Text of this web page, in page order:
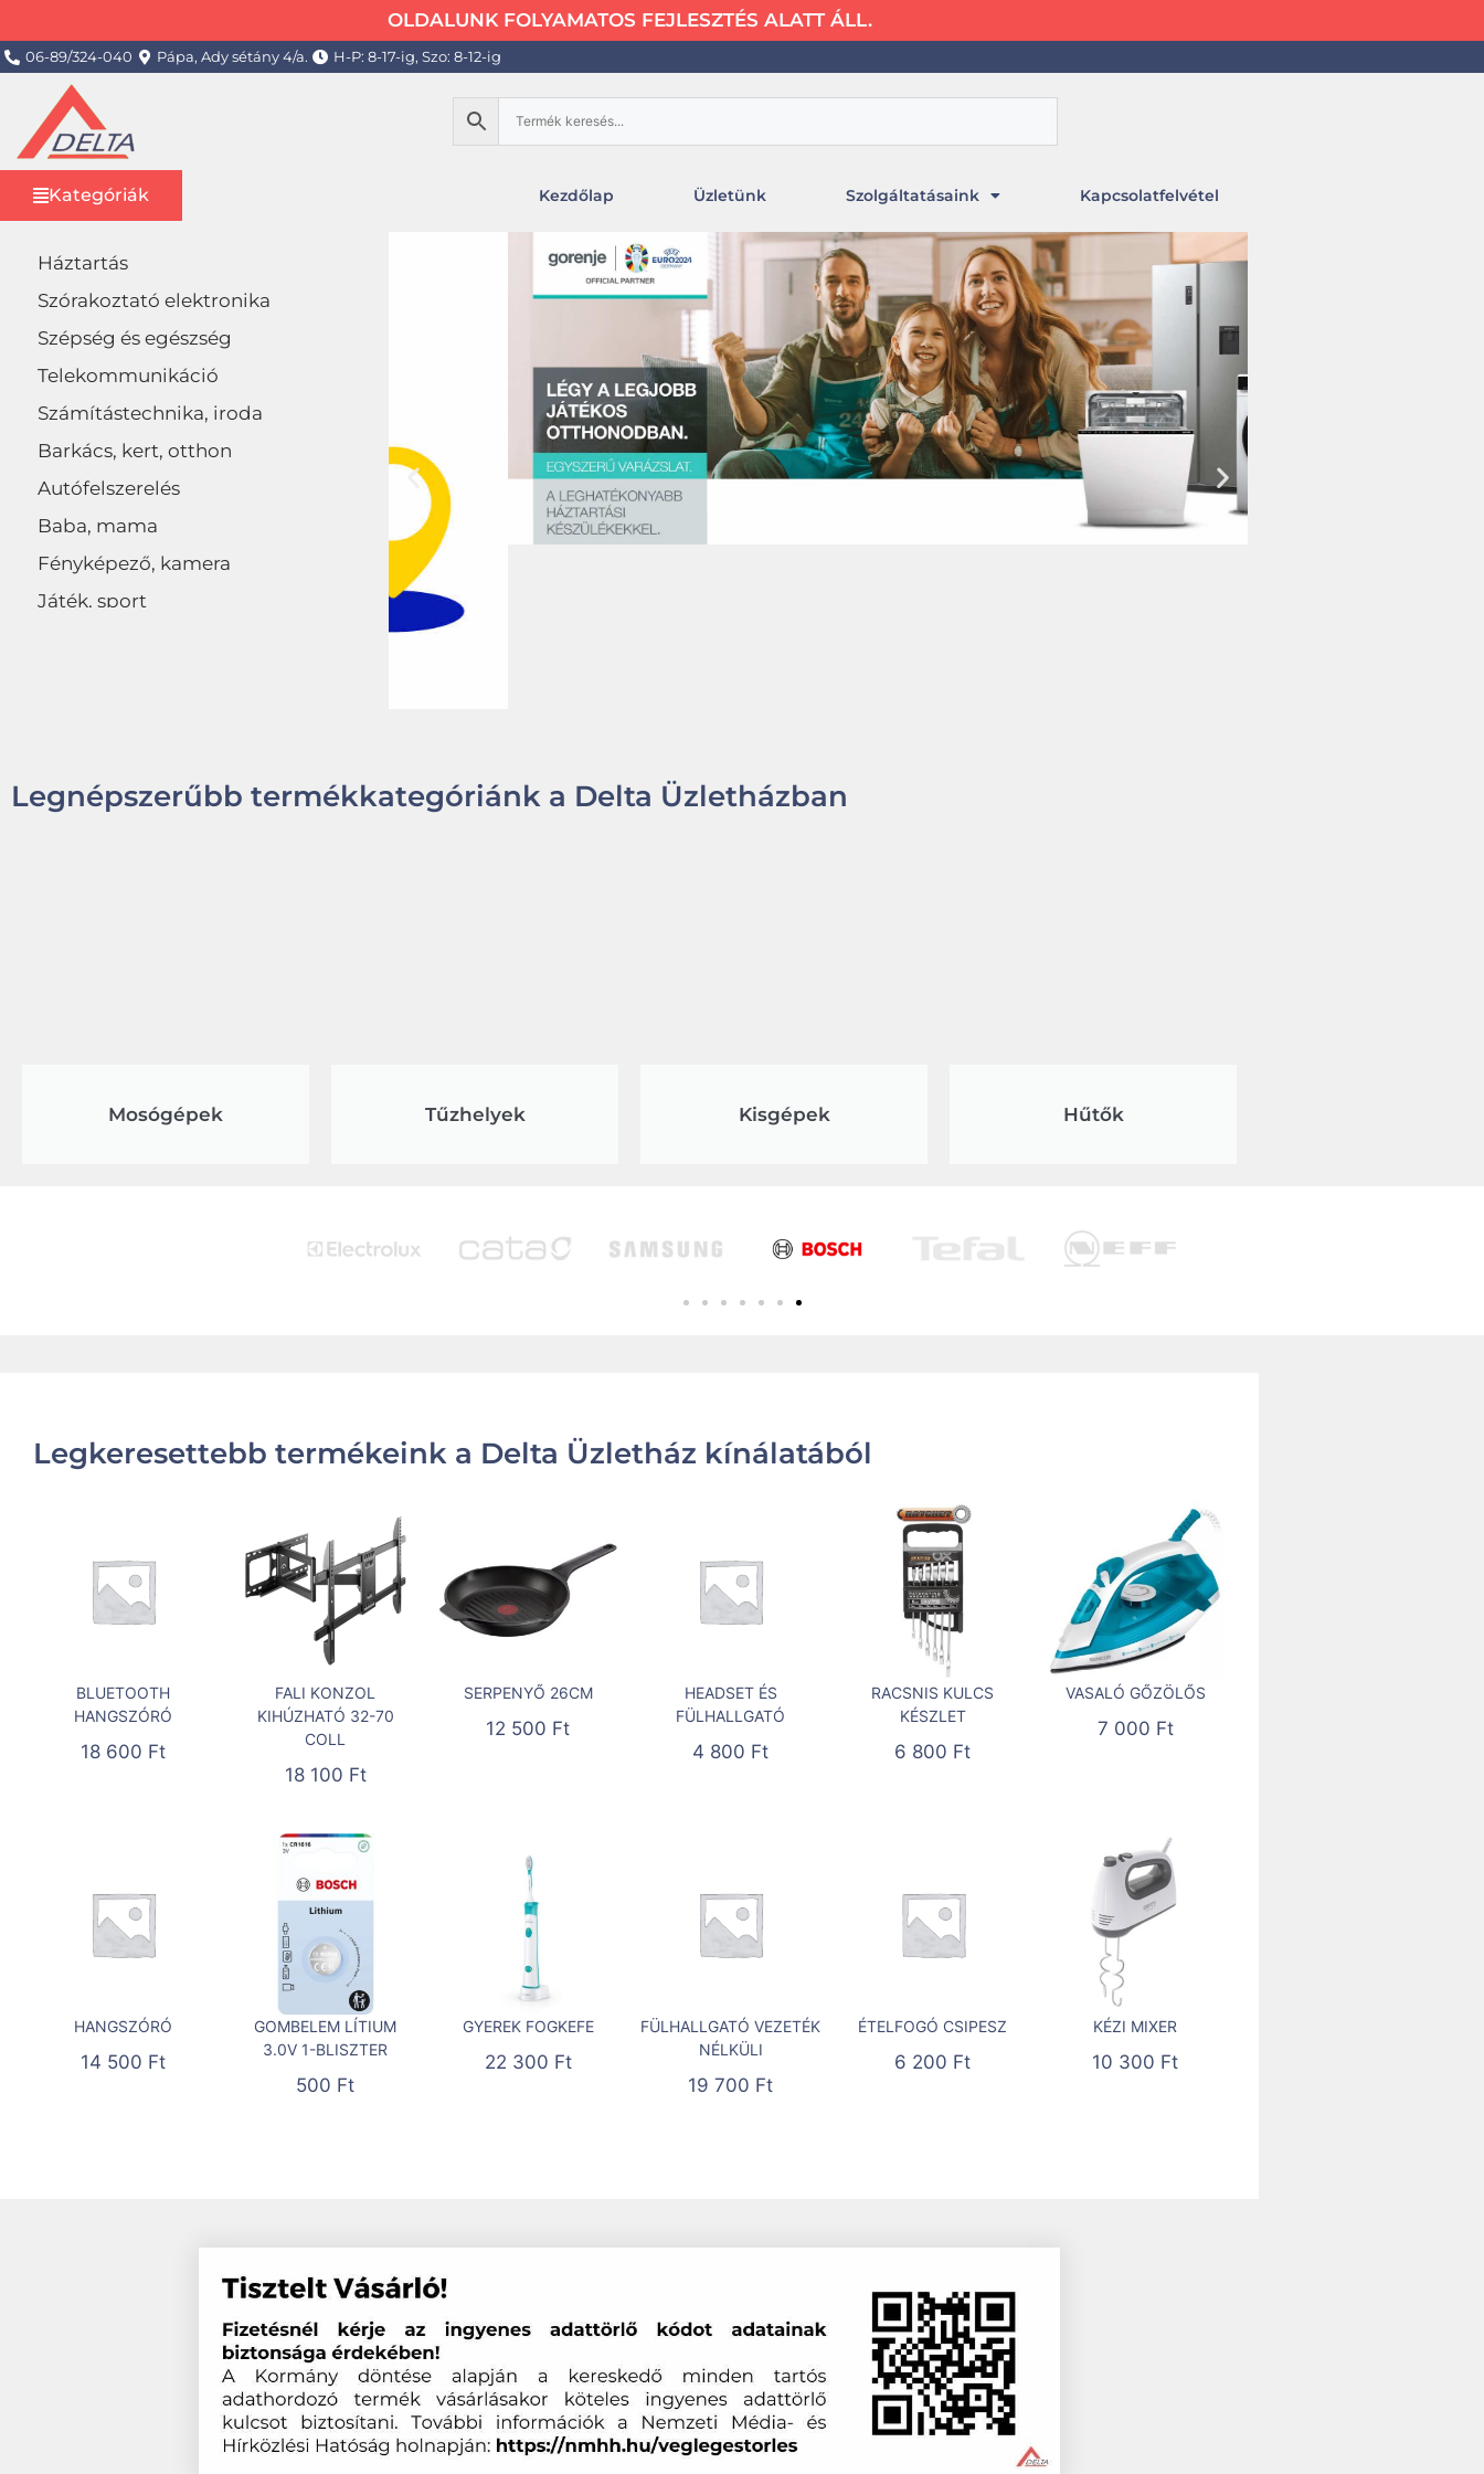
OLDALUNK FOLYAMATOS FEJLESZTÉS ALATT ÁLL.
06-89/324-040 Pápa, Ady sétány 4/a. H-P: 8-17-ig, Szo: 8-12-ig
Kategóriák Kezdőlap Üzletünk Szolgáltatásaink Kapcsolatfelvétel
Háztartás
Szórakoztató elektronika
Szépség és egészség
Telekommunikáció
Számítástechnika, iroda
Barkács, kert, otthon
Autófelszerelés
Baba, mama
Fényképező, kamera
Játék, sport
Legnépszerűbb termékkategóriánk a Delta Üzletházban
Mosógépek Tűzhelyek Kisgépek Hűtők
Legkeresettebb termékeink a Delta Üzletház kínálatából
BLUETOOTH
HANGSZÓRÓ
18 600 Ft
FALI KONZOL
KIHÚZHATÓ 32-70
COLL
18 100 Ft
SERPENYŐ 26CM
12 500 Ft
HEADSET ÉS
FÜLHALLGATÓ
4 800 Ft
RACSNIS KULCS
KÉSZLET
6 800 Ft
VASALÓ GŐZÖLŐS
7 000 Ft
HANGSZÓRÓ
14 500 Ft
GOMBELEM LÍTIUM
3.0V 1-BLISZTER
500 Ft
GYEREK FOGKEFE
22 300 Ft
FÜLHALLGATÓ VEZETÉK
NÉLKÜLI
19 700 Ft
ÉTELFOGÓ CSIPESZ
6 200 Ft
KÉZI MIXER
10 300 Ft